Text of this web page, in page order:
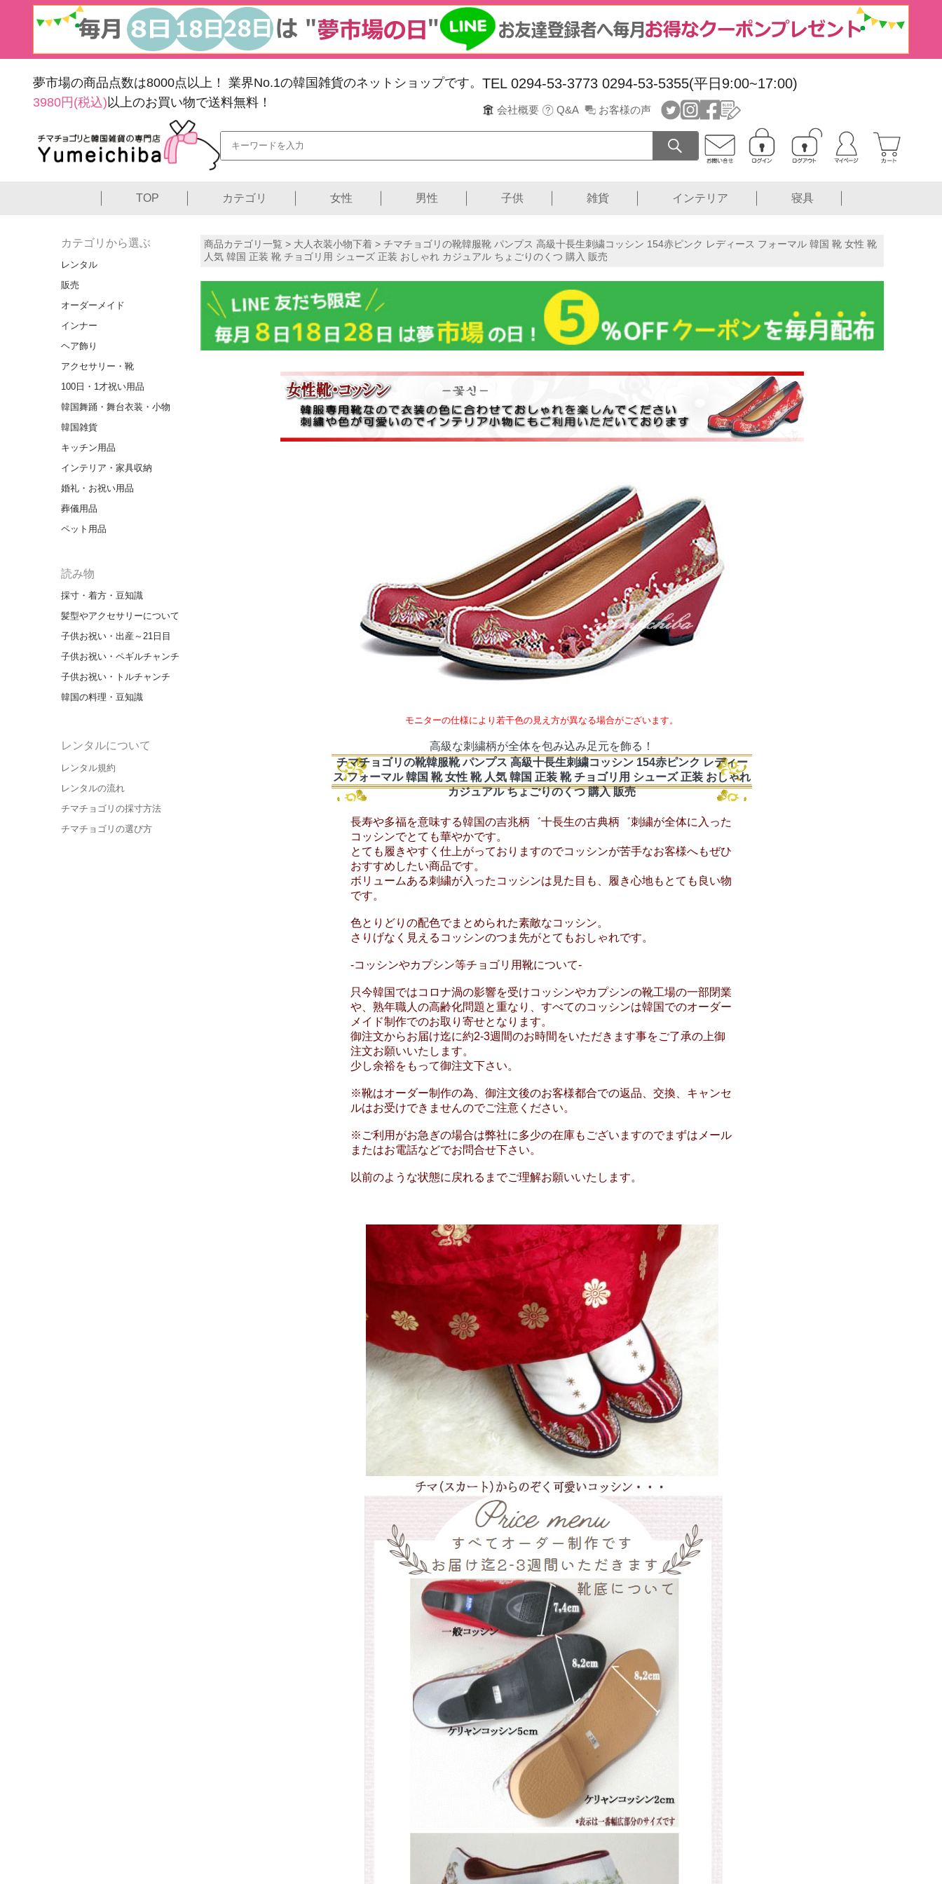
夢市場の商品点数は8000点以上！
業界No.1の韓国雑貨のネットショップです。
3980円(税込)以上のお買い物で送料無料！
TEL 0294-53-3773 0294-53-5355(平日9:00~17:00)
会社概要 Q&A お客様の声
TOP カテゴリ 女性 男性 子供 雑貨 インテリア 寝具
カテゴリから選ぶ
レンタル
販売
オーダーメイド
インナー
ヘア飾り
アクセサリー・靴
100日・1才祝い用品
韓国舞踊・舞台衣装・小物
韓国雑貨
キッチン用品
インテリア・家具収納
婚礼・お祝い用品
葬儀用品
ペット用品
読み物
採寸・着方・豆知識
髪型やアクセサリーについて
子供お祝い・出産～21日目
子供お祝い・ペギルチャンチ
子供お祝い・トルチャンチ
韓国の料理・豆知識
レンタルについて
レンタル規約
レンタルの流れ
チマチョゴリの採寸方法
チマチョゴリの選び方
商品カテゴリ一覧 > 大人衣装小物下着 > チマチョゴリの靴韓服靴 パンプス 高級十長生刺繍コッシン 154赤ピンク レディース フォーマル 韓国 靴 女性 靴
人気 韓国 正装 靴 チョゴリ用 シューズ 正装 おしゃれ カジュアル ちょごりのくつ 購入 販売
モニターの仕様により若干色の見え方が異なる場合がございます。
高級な刺繍柄が全体を包み込み足元を飾る！
チマチョゴリの靴韓服靴 パンプス 高級十長生刺繍コッシン 154赤ピンク レディー
ス フォーマル 韓国 靴 女性 靴 人気 韓国 正装 靴 チョゴリ用 シューズ 正装 おしゃれ
カジュアル ちょごりのくつ 購入 販売
長寿や多福を意味する韓国の吉兆柄゛十長生の古典柄゛刺繍が全体に入った
コッシンでとても華やかです。
とても履きやすく仕上がっておりますのでコッシンが苦手なお客様へもぜひ
おすすめしたい商品です。
ボリュームある刺繍が入ったコッシンは見た目も、履き心地もとても良い物
です。
色とりどりの配色でまとめられた素敵なコッシン。
さりげなく見えるコッシンのつま先がとてもおしゃれです。
-コッシンやカプシン等チョゴリ用靴について-
只今韓国ではコロナ渦の影響を受けコッシンやカプシンの靴工場の一部閉業
や、熟年職人の高齢化問題と重なり、すべてのコッシンは韓国でのオーダー
メイド制作でのお取り寄せとなります。
御注文からお届け迄に約2-3週間のお時間をいただきます事をご了承の上御
注文お願いいたします。
少し余裕をもって御注文下さい。
※靴はオーダー制作の為、御注文後のお客様都合での返品、交換、キャンセ
ルはお受けできませんのでご注意ください。
※ご利用がお急ぎの場合は弊社に多少の在庫もございますのでまずはメール
またはお電話などでお問合せ下さい。
以前のような状態に戻れるまでご理解お願いいたします。